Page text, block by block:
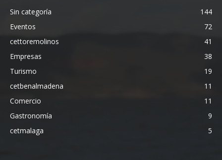
Sin categoría
144
Eventos
72
cettoremolinos
41
Empresas
38
Turismo
19
cetbenalmadena
11
Comercio
11
Gastronomía
9
cetmalaga
5